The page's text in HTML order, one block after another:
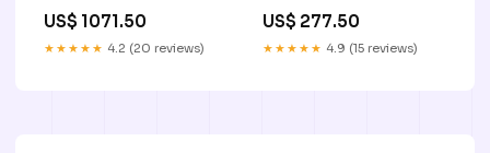
US$ 1071.50
★★★★★ 4.2 (20 reviews)
podstawa stalowa
US$ 277.50
★★★★★ 4.9 (15 reviews)